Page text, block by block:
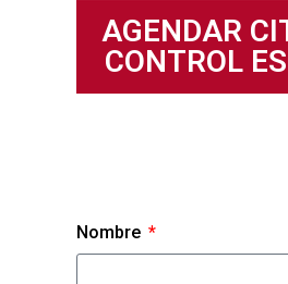
AGENDAR
CONTROL
Nombre